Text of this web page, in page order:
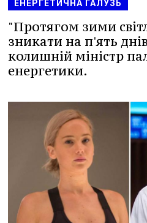
ЕНЕРГЕТИЧНА ГАЛУЗЬ
"Протягом зими
зникати на п'ять
колишній міністр
енергетики.